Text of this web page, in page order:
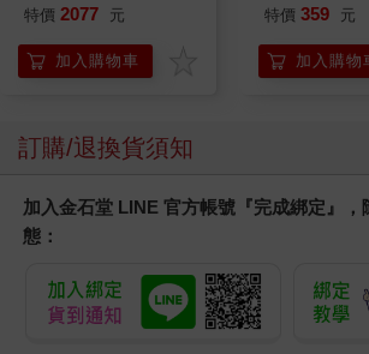
特價 2077 元
加入購物車
IM00B11PK
特價 359 元
加入購物
訂購/退換貨須知
加入金石堂 LINE 官方帳號『完成綁定』，
態：